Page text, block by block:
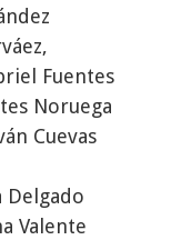
Fuentes
Noruega
Cuevas
Delgado
Valente